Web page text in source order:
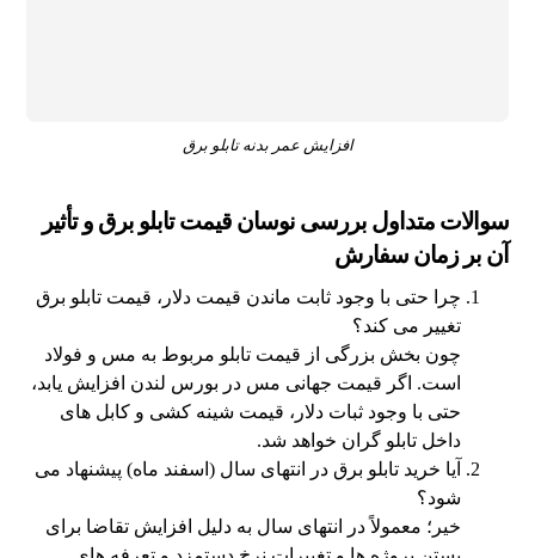
افزایش عمر بدنه تابلو برق
سوالات متداول بررسی نوسان قیمت تابلو برق و تأثیر
آن بر زمان سفارش
چرا حتی با وجود ثابت ماندن قیمت دلار، قیمت تابلو برق
تغییر می کند؟
چون بخش بزرگی از قیمت تابلو مربوط به مس و فولاد
است. اگر قیمت جهانی مس در بورس لندن افزایش یابد،
حتی با وجود ثبات دلار، قیمت شینه کشی و کابل های
داخل تابلو گران خواهد شد.
آیا خرید تابلو برق در انتهای سال (اسفند ماه) پیشنهاد می
شود؟
خیر؛ معمولاً در انتهای سال به دلیل افزایش تقاضا برای